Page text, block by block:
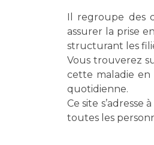
Il regroupe des
assurer la prise
structurant les
Vous trouverez
cette maladie en
quotidienne.
Ce site
toutes les